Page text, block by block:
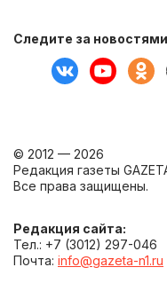
Следите за
© 2012 — 2026
Редакция газеты
Все права защищены.
Редакция сайта:
Тел.: +7 (3012) 297-046
Почта: info@gazeta-n1.ru